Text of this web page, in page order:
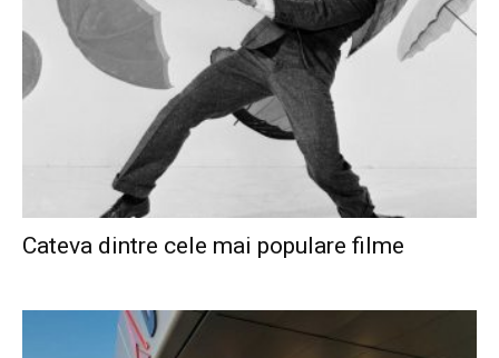
Cateva dintre cele mai populare filme